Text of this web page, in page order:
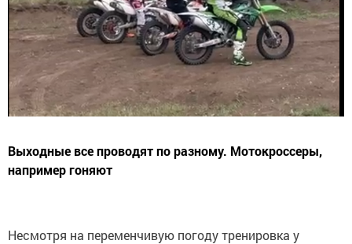
Выходные все проводят по разному. Мотокроссеры,
например гоняют
Несмотря на переменчивую погоду тренировка у